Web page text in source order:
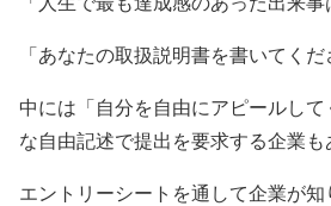
「あなたの取扱説明書を書いてくだ
中には「自分を自由にアピールし
な自由記述で提出を要求する企業も
エントリーシートを通して企業が